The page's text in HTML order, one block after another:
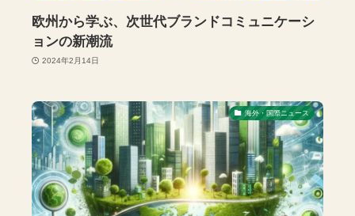
欧州から学ぶ、次世代ブランドコミュニケーシ
ョンの新潮流
2024年2月14日
海外・国際ニュース